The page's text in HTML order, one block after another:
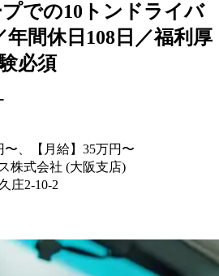
プでの10トンドライバ
年間休日108日／福利厚
必須
〜、【月給】35万円〜
株式会社 (大阪支店)
庄2-10-2